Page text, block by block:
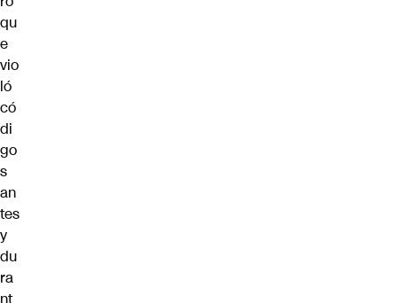
qu
e
vio
ló
có
di
go
s
an
tes
y
du
ra
nt